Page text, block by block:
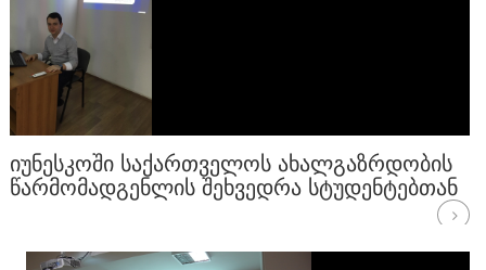
ᲘᲣᲜᲔᲡᲙᲝᲨᲘ ᲡᲐᲥᲐᲠᲗᲕᲔᲚᲝᲡ ᲐᲮᲐᲚᲒᲐᲖᲠᲓᲝᲑᲘᲡ
ᲬᲐᲠᲛᲝᲛᲐᲓᲒᲔᲜᲚᲘᲡ ᲨᲔᲮᲕᲔᲓᲠᲐ ᲡᲢᲣᲓᲔᲜᲢᲔᲑᲗᲐᲜ